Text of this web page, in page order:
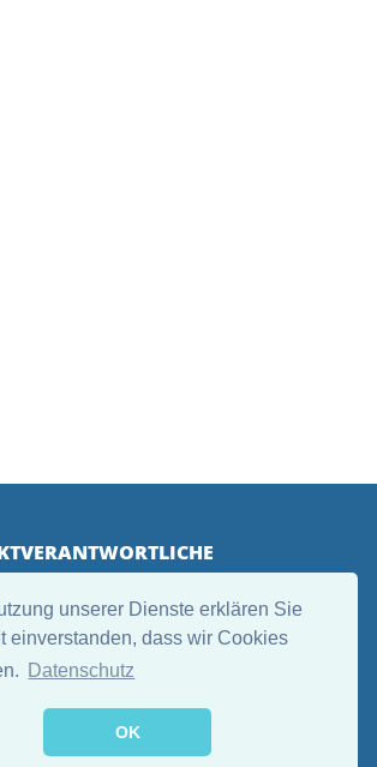
unserer Dienste erklären Sie
einverstanden, dass wir Cookies
Datenschutz
OK